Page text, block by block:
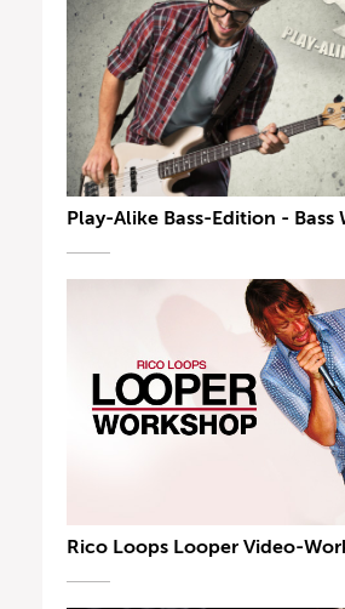
Play-Alike Bass-Edition - Bass
Rico Loops Looper Video-